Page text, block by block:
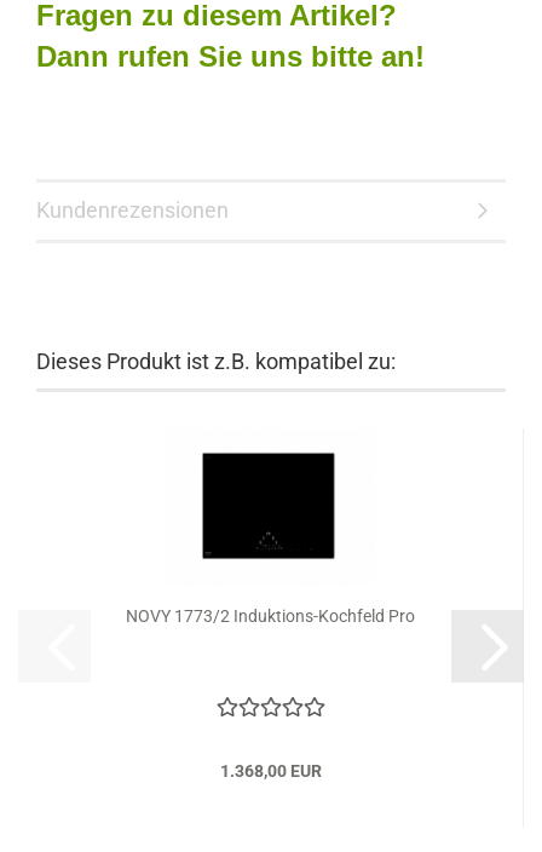
Fragen zu diesem Artikel?
Dann rufen Sie uns bitte an!
Kundenrezensionen
Dieses Produkt ist z.B. kompatibel zu:
NOVY 1773/2 Induktions-Kochfeld Pro
1.368,00 EUR